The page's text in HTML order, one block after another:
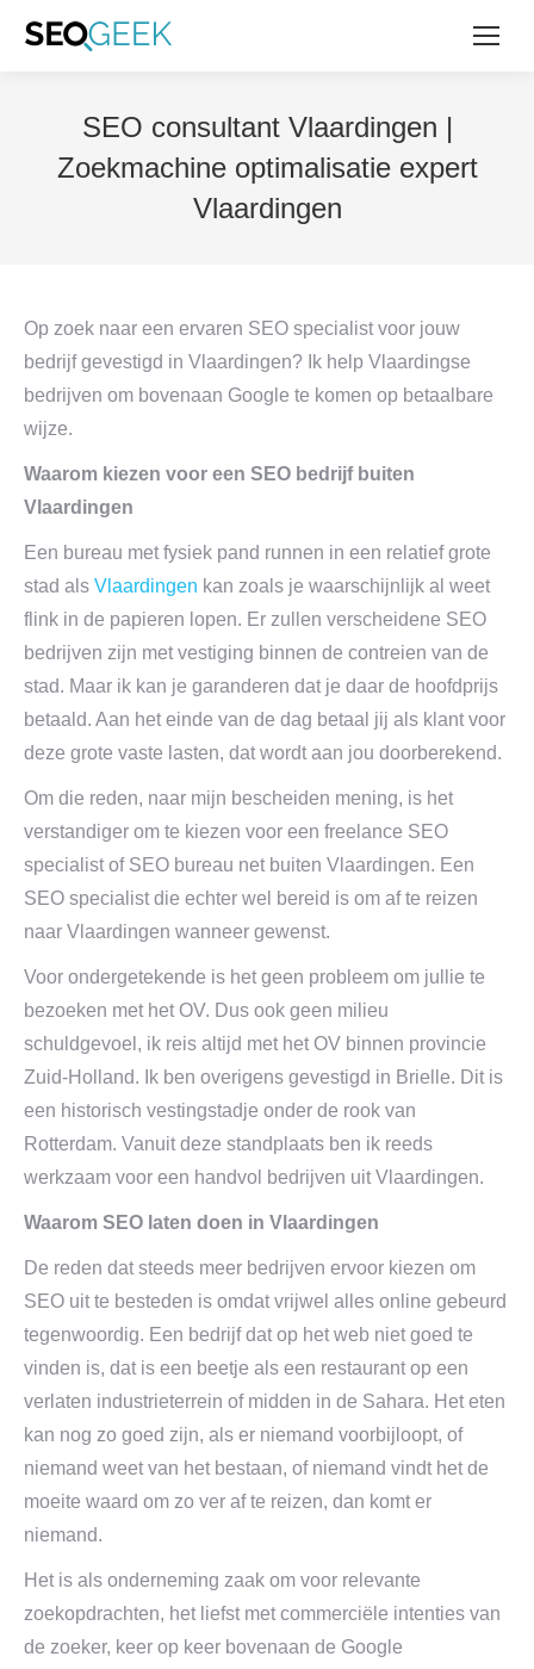
SEO consultant Vlaardingen |
Zoekmachine optimalisatie expert
Vlaardingen
Op zoek naar een ervaren SEO specialist voor jouw
bedrijf gevestigd in Vlaardingen? Ik help Vlaardingse
bedrijven om bovenaan Google te komen op betaalbare
wijze.
Waarom kiezen voor een SEO bedrijf buiten
Vlaardingen
Een bureau met fysiek pand runnen in een relatief grote
stad als Vlaardingen kan zoals je waarschijnlijk al weet
flink in de papieren lopen. Er zullen verscheidene SEO
bedrijven zijn met vestiging binnen de contreien van de
stad. Maar ik kan je garanderen dat je daar de hoofdprijs
betaald. Aan het einde van de dag betaal jij als klant voor
deze grote vaste lasten, dat wordt aan jou doorberekend.
Om die reden, naar mijn bescheiden mening, is het
verstandiger om te kiezen voor een freelance SEO
specialist of SEO bureau net buiten Vlaardingen. Een
SEO specialist die echter wel bereid is om af te reizen
naar Vlaardingen wanneer gewenst.
Voor ondergetekende is het geen probleem om jullie te
bezoeken met het OV. Dus ook geen milieu
schuldgevoel, ik reis altijd met het OV binnen provincie
Zuid-Holland. Ik ben overigens gevestigd in Brielle. Dit is
een historisch vestingstadje onder de rook van
Rotterdam. Vanuit deze standplaats ben ik reeds
werkzaam voor een handvol bedrijven uit Vlaardingen.
Waarom SEO laten doen in Vlaardingen
De reden dat steeds meer bedrijven ervoor kiezen om
SEO uit te besteden is omdat vrijwel alles online gebeurd
tegenwoordig. Een bedrijf dat op het web niet goed te
vinden is, dat is een beetje als een restaurant op een
verlaten industrieterrein of midden in de Sahara. Het eten
kan nog zo goed zijn, als er niemand voorbijloopt, of
niemand weet van het bestaan, of niemand vindt het de
moeite waard om zo ver af te reizen, dan komt er
niemand.
Het is als onderneming zaak om voor relevante
zoekopdrachten, het liefst met commerciële intenties van
de zoeker, keer op keer bovenaan de Google